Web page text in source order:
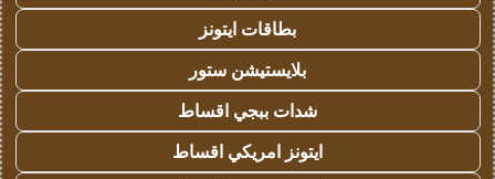
بطاقات ايتونز
بلايستيشن ستور
شدات ببجي اقساط
ايتونز امريكي اقساط